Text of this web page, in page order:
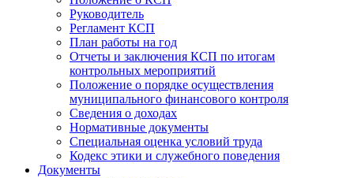
Руководитель
Регламент КСП
План работы на год
Отчеты и заключения КСП по итогам
контрольных мероприятий
Положение о порядке осуществления
муниципального финансового контроля
Сведения о доходах
Нормативные документы
Специальная оценка условий труда
Кодекс этики и служебного поведения
Документы